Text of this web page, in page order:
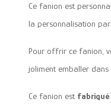
Ce fanion est
la personnalisation
Pour offrir ce fanion,
joliment emballer dans
Ce fanion est fabriqué